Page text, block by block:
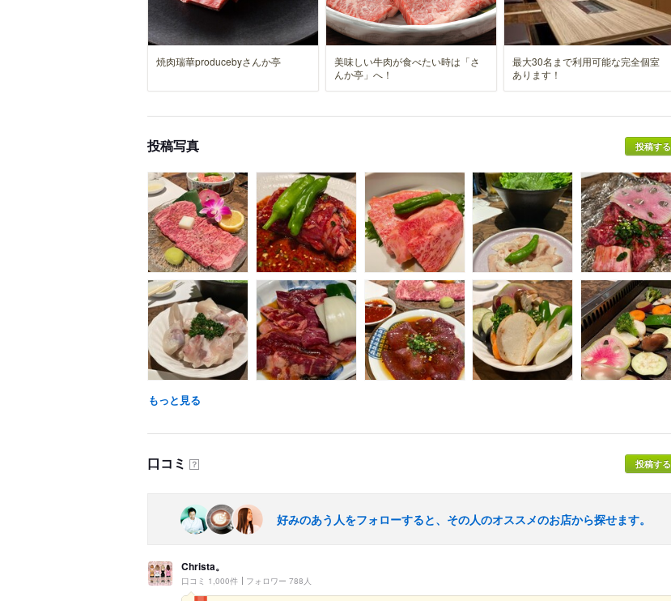
焼肉瑞華producebyさんか亭
美味しい牛肉が食べたい時は「さ
んか亭」へ！
最大30名まで利用可能な完全個室
あります！
投稿写真 投稿する
もっと見る
口コミ ？ 投稿する
好みのあう人をフォローすると、その人のオススメのお店から探せます。
Christa。
口コミ 1,000件 フォロワー 788人